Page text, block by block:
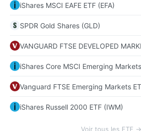
iShares MSCI EAFE ETF (EFA)
SPDR Gold Shares (GLD)
VANGUARD FTSE DEVELOPED
iShares Core MSCI Emerging
Vanguard FTSE Emerging Markets
iShares Russell 2000 ETF (IWM)
Voir tous les ETF →